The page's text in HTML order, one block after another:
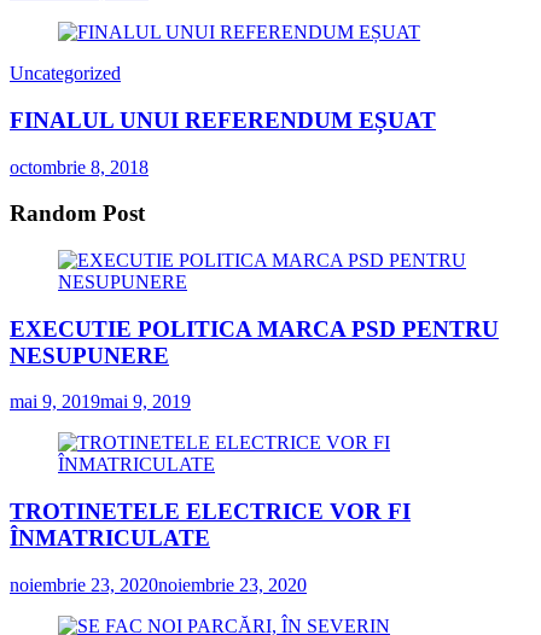
Uncategorized
FINALUL UNUI REFERENDUM EȘUAT
octombrie 8, 2018
Random Post
EXECUTIE POLITICA MARCA PSD PENTRU
NESUPUNERE
mai 9, 2019mai 9, 2019
TROTINETELE ELECTRICE VOR FI
ÎNMATRICULATE
noiembrie 23, 2020noiembrie 23, 2020